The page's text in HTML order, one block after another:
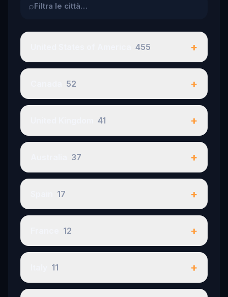
⌕
455 +
52 +
41 +
37 +
17 +
12 +
11 +